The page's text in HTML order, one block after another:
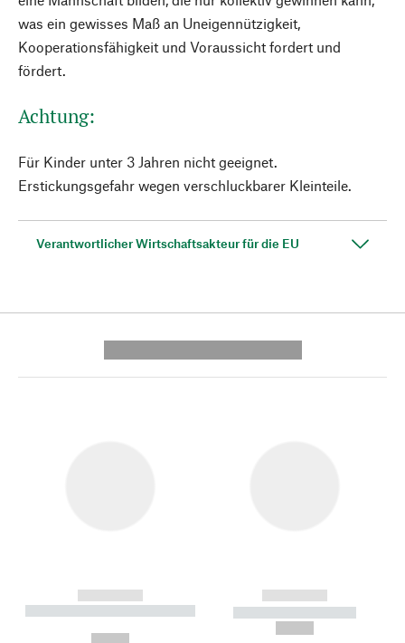
was ein gewisses Maß an Uneigennützigkeit,
Kooperationsfähigkeit und Voraussicht fordert und
fördert.
Achtung:
Für Kinder unter 3 Jahren nicht geeignet.
Erstickungsgefahr wegen verschluckbarer Kleinteile.
Verantwortlicher Wirtschaftsakteur für die EU
------------
----------- ----------- --------
------------
----------- -----------